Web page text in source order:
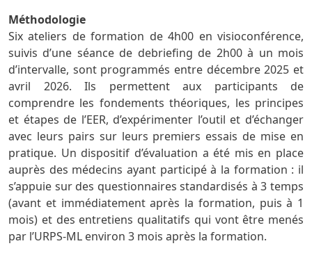
Méthodologie
Six ateliers de formation de 4h00 en visioconférence,
suivis d’une séance de debriefing de 2h00 à un mois
d’intervalle, sont programmés entre décembre 2025 et
avril 2026. Ils permettent aux participants de
comprendre les fondements théoriques, les principes
et étapes de l’EER, d’expérimenter l’outil et d’échanger
avec leurs pairs sur leurs premiers essais de mise en
pratique. Un dispositif d’évaluation a été mis en place
auprès des médecins ayant participé à la formation : il
s’appuie sur des questionnaires standardisés à 3 temps
(avant et immédiatement après la formation, puis à 1
mois) et des entretiens qualitatifs qui vont être menés
par l’URPS-ML environ 3 mois après la formation.